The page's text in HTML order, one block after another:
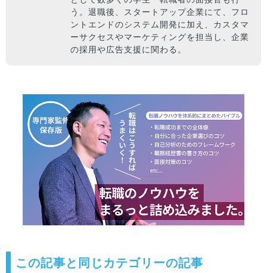
う。退職後、スタートアップ企業にて、フロ
ントエンドのシステム開発に加え、カスタマ
ーサクセスやマーケティングを担当し、企業
の採用や広告支援に関わる。
この記事と同じカテゴリーの記事